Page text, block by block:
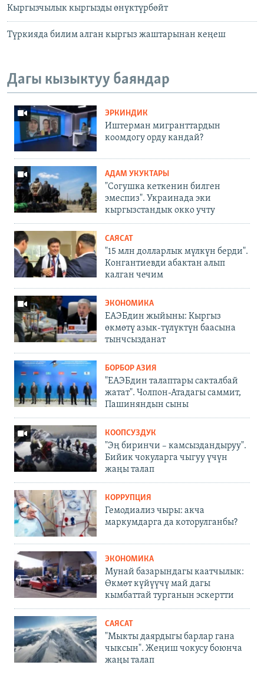
Кыргызчылык кыргызды өнүктүрбөйт
Түркияда билим алган кыргыз жаштарынан кеңеш
Дагы кызыктуу баяндар
ЭРКИНДИК
Иштерман мигранттардын
коомдогу орду кандай?
АДАМ УКУКТАРЫ
"Согушка кеткенин билген
эмеспиз". Украинада эки
кыргызстандык окко учту
САЯСАТ
"15 млн долларлык мүлкүн берди".
Конгантиевди абактан алып
калган чечим
ЭКОНОМИКА
ЕАЭБдин жыйыны: Кыргыз
өкмөтү азык-түлүктүн баасына
тынчсызданат
БОРБОР АЗИЯ
"ЕАЭБдин талаптары сакталбай
жатат". Чолпон-Атадагы саммит,
Пашиняндын сыны
КООПСУЗДУК
"Эң биринчи – камсыздандыруу".
Бийик чокуларга чыгуу үчүн
жаңы талап
КОРРУПЦИЯ
Гемодиализ чыры: акча
маркумдарга да которулганбы?
ЭКОНОМИКА
Мунай базарындагы каатчылык:
Өкмөт күйүүчү май дагы
кымбаттай турганын эскертти
САЯСАТ
"Мыкты даярдыгы барлар гана
чыксын". Жеңиш чокусу боюнча
жаңы талап